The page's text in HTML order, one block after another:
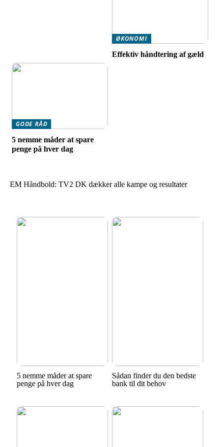
ØKONOMI
Effektiv håndtering af gæld
GODE RÅD
5 nemme måder at spare
penge på hver dag
EM Håndbold: TV2 DK dækker alle kampe og resultater
5 nemme måder at spare
penge på hver dag
Sådan finder du den bedste
bank til dit behov